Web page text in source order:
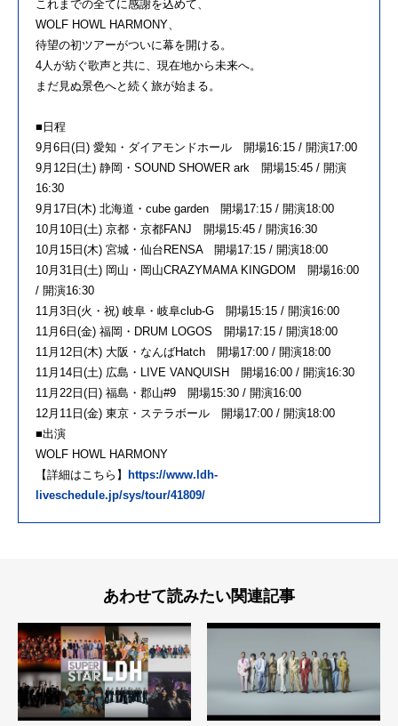
これまでの全てに感謝を込めて、
WOLF HOWL HARMONY、
待望の初ツアーがついに幕を開ける。
4人が紡ぐ歌声と共に、現在地から未来へ。
まだ見ぬ景色へと続く旅が始まる。
■日程
9月6日(日) 愛知・ダイアモンドホール 開場16:15 / 開演17:00
9月12日(土) 静岡・SOUND SHOWER ark 開場15:45 / 開演
16:30
9月17日(木) 北海道・cube garden 開場17:15 / 開演18:00
10月10日(土) 京都・京都FANJ 開場15:45 / 開演16:30
10月15日(木) 宮城・仙台RENSA 開場17:15 / 開演18:00
10月31日(土) 岡山・岡山CRAZYMAMA KINGDOM 開場16:00
/ 開演16:30
11月3日(火・祝) 岐阜・岐阜club-G 開場15:15 / 開演16:00
11月6日(金) 福岡・DRUM LOGOS 開場17:15 / 開演18:00
11月12日(木) 大阪・なんばHatch 開場17:00 / 開演18:00
11月14日(土) 広島・LIVE VANQUISH 開場16:00 / 開演16:30
11月22日(日) 福島・郡山#9 開場15:30 / 開演16:00
12月11日(金) 東京・ステラボール 開場17:00 / 開演18:00
■出演
WOLF HOWL HARMONY
【詳細はこちら】
https://www.ldh-
liveschedule.jp/sys/tour/41809/
あわせて読みたい関連記事